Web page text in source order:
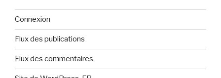
Connexion
Flux des publications
Flux des commentaires